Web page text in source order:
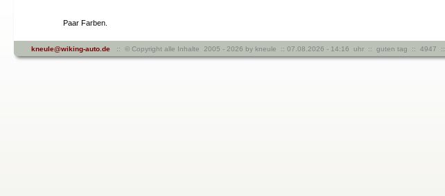
Paar Farben.
kneule@wiking-auto.de :: © Copyright alle Inhalte 2005 - 2026 by kneule :: 07.08.2026 - 14:16 uhr :: guten tag :: 4947 ::